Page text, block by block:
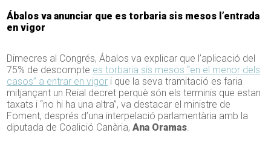
Ábalos va anunciar que es torbaria sis mesos l’entrada
en vigor
Dimecres al Congrés, Ábalos va explicar que l’aplicació del
75% de descompte es torbaria sis mesos “en el menor dels
casos” a entrar en vigor i que la seva tramitació es faria
mitjançant un Reial decret perquè són els terminis que estan
taxats i “no hi ha una altra”, va destacar el ministre de
Foment, després d’una interpelació parlamentària amb la
diputada de Coalició Canària,Ana Oramas.